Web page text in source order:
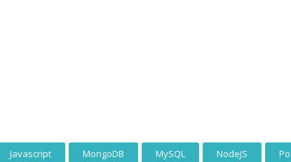
Javascript MongoDB MySQL NodeJS